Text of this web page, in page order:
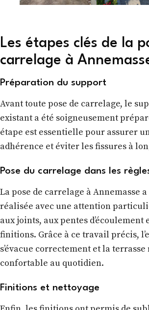
Les étapes clés de la
carrelage à
Préparation du support
Avant toute pose de carrelage, le
existant a été soigneusement
étape est essentielle pour assurer
adhérence et éviter les fissures à
Pose du carrelage dans les
La pose de carrelage à Annemasse a
réalisée avec une attention
aux joints, aux pentes d’écoulement
finitions. Grâce à ce travail précis,
s’évacue correctement et la terrasse
confortable au quotidien.
Finitions et nettoyage